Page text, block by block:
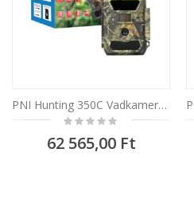
PNI Hunting 350C Vadkamera, Internet, Full HD, 12 MP
Rating:
0%
62 565,00 Ft